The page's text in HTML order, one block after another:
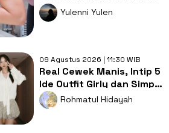
Tahan Lama
Yulenni Yulen
09 Agustus 2026 | 11:30 WIB
Real Cewek Manis, Intip 5
Ide Outfit Girly dan Simpel
ala Chae SooBin!
Rohmatul Hidayah